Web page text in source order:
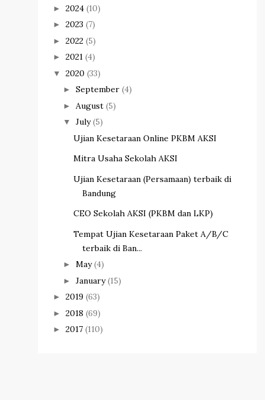
► 2024 (10)
► 2023 (7)
► 2022 (5)
► 2021 (4)
▼ 2020 (33)
► September (4)
► August (5)
▼ July (5)
Ujian Kesetaraan Online PKBM AKSI
Mitra Usaha Sekolah AKSI
Ujian Kesetaraan (Persamaan) terbaik di
Bandung
CEO Sekolah AKSI (PKBM dan LKP)
Tempat Ujian Kesetaraan Paket A/B/C
terbaik di Ban...
► May (4)
► January (15)
► 2019 (63)
► 2018 (69)
► 2017 (110)